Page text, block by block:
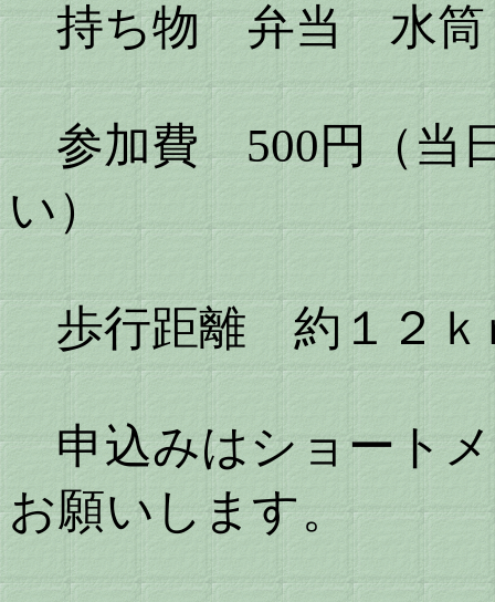
持ち物 弁当 水
参加費 500円（当
い）
歩行距離 約１２
申込みはショート
お願いします。